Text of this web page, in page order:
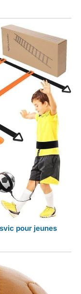
pour jeunes